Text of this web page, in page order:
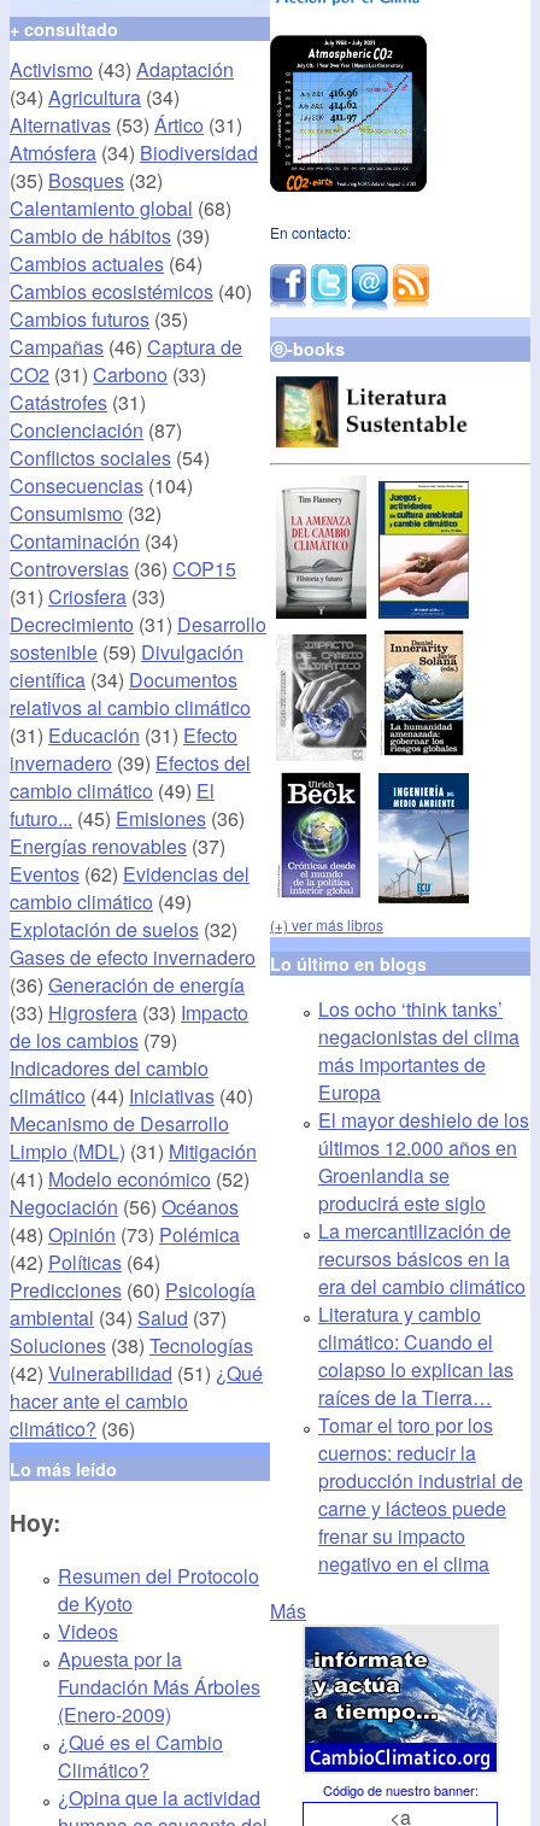
+ consultado
Activismo (43) Adaptación
(34) Agricultura (34)
Alternativas (53) Ártico (31)
Atmósfera (34) Biodiversidad
(35) Bosques (32)
Calentamiento global (68)
Cambio de hábitos (39)
Cambios actuales (64)
Cambios ecosistémicos (40)
Cambios futuros (35)
Campañas (46) Captura de
CO2 (31) Carbono (33)
Catástrofes (31)
Concienciación (87)
Conflictos sociales (54)
Consecuencias (104)
Consumismo (32)
Contaminación (34)
Controversias (36) COP15
(31) Criosfera (33)
Decrecimiento (31) Desarrollo
sostenible (59) Divulgación
científica (34) Documentos
relativos al cambio climático
(31) Educación (31) Efecto
invernadero (39) Efectos del
cambio climático (49) El
futuro... (45) Emisiones (36)
Energías renovables (37)
Eventos (62) Evidencias del
cambio climático (49)
Explotación de suelos (32)
Gases de efecto invernadero
(36) Generación de energía
(33) Higrosfera (33) Impacto
de los cambios (79)
Indicadores del cambio
climático (44) Iniciativas (40)
Mecanismo de Desarrollo
Limpio (MDL) (31) Mitigación
(41) Modelo económico (52)
Negociación (56) Océanos
(48) Opinión (73) Polémica
(42) Políticas (64)
Predicciones (60) Psicología
ambiental (34) Salud (37)
Soluciones (38) Tecnologías
(42) Vulnerabilidad (51) ¿Qué
hacer ante el cambio
climático? (36)
Lo más leído
Hoy:
Resumen del Protocolo
de Kyoto
Videos
Apuesta por la
Fundación Más Árboles
(Enero-2009)
¿Qué es el Cambio
Climático?
¿Opina que la actividad
En contacto:
ⓔ-books
(+) ver más libros
Lo último en blogs
Los ocho ‘think tanks’
negacionistas del clima
más importantes de
Europa
El mayor deshielo de los
últimos 12.000 años en
Groenlandia se
producirá este siglo
La mercantilización de
recursos básicos en la
era del cambio climático
Literatura y cambio
climático: Cuando el
colapso lo explican las
raíces de la Tierra…
Tomar el toro por los
cuernos: reducir la
producción industrial de
carne y lácteos puede
frenar su impacto
negativo en el clima
Más
Código de nuestro banner:
<a